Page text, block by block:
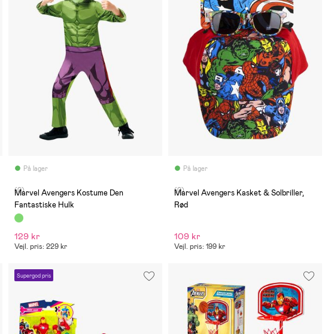
På lager
(0)
Marvel Avengers Kostume Den
Fantastiske Hulk
129 kr
Vejl. pris: 229 kr
På lager
(0)
Marvel Avengers Kasket & Solbriller,
Rød
109 kr
Vejl. pris: 199 kr
Supergod pris